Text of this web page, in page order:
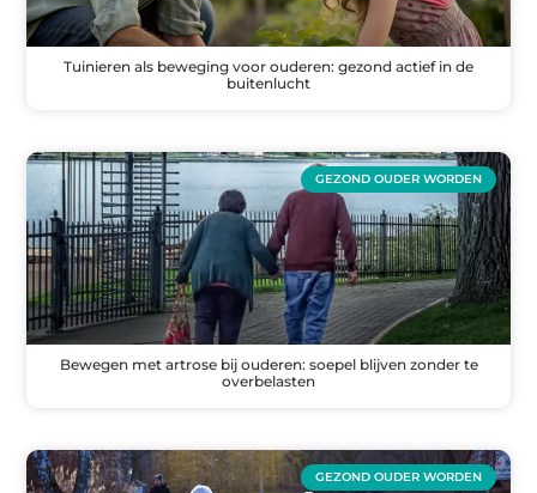
Tuinieren als beweging voor ouderen: gezond actief in de
buitenlucht
GEZOND OUDER WORDEN
Bewegen met artrose bij ouderen: soepel blijven zonder te
overbelasten
GEZOND OUDER WORDEN